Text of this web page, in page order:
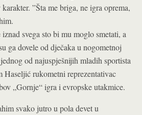
”Šta me briga, ne igra oprema,
svega sto bi mu moglo smetati, a
ga dovele od dječaka u nogometnoj
od najuspješnijih mladih sportista
rukometni reprezentativac
„Gornje“ igra i evropske utakmice.
svako jutro u pola devet u